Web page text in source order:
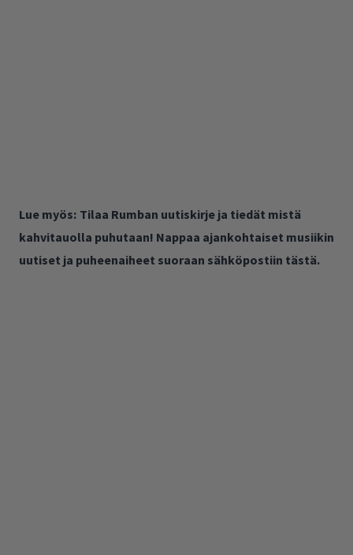
Lue myös: Tilaa Rumban uutiskirje ja tiedät mistä
kahvitauolla puhutaan! Nappaa ajankohtaiset musiikin
uutiset ja puheenaiheet suoraan sähköpostiin tästä.